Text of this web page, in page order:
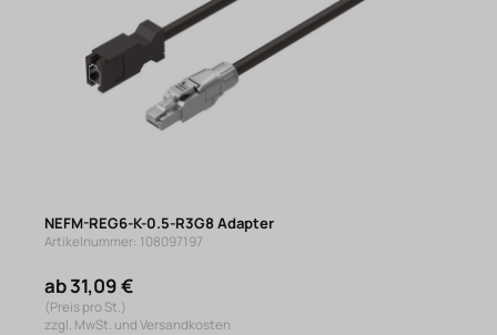
NEFM-REG6-K-0.5-R3G8 Adapter
Artikelnummer: 108097197
ab 31,09 €
(Preis pro St.)
zzgl. MwSt. und Versandkosten